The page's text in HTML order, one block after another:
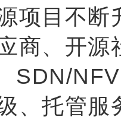
项目不断
商、开源
NFV
、托管服